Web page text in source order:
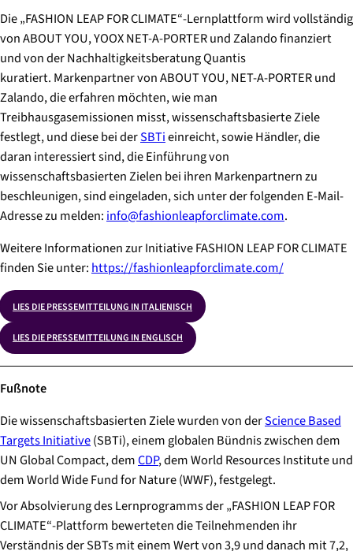
Die „FASHION LEAP FOR CLIMATE“-Lernplattform wird vollständig
von ABOUT YOU, YOOX NET-A-PORTER und Zalando finanziert
und von der Nachhaltigkeitsberatung Quantis
kuratiert. Markenpartner von ABOUT YOU, NET-A-PORTER und
Zalando, die erfahren möchten, wie man
Treibhausgasemissionen misst, wissenschaftsbasierte Ziele
festlegt, und diese bei derSBTieinreicht, sowie Händler, die
daran interessiert sind, die Einführung von
wissenschaftsbasierten Zielen bei ihren Markenpartnern zu
beschleunigen, sind eingeladen, sich unter der folgenden E-Mail-
Adresse zu melden: info@fashionleapforclimate.com.
Weitere Informationen zur Initiative FASHION LEAP FOR CLIMATE
finden Sie unter: https://fashionleapforclimate.com/
LIES DIE PRESSEMITTEILUNG IN ITALIENISCH
LIES DIE PRESSEMITTEILUNG IN ENGLISCH
Fußnote
Die wissenschaftsbasierten Ziele wurden von derScience Based
Targets Initiative(SBTi), einem globalen Bündnis zwischen dem
UN Global Compact, demCDP, dem World Resources Institute und
dem World Wide Fund for Nature (WWF), festgelegt.
Vor Absolvierung des Lernprogramms der „FASHION LEAP FOR
CLIMATE“-Plattform bewerteten die Teilnehmenden ihr
Verständnis der SBTs mit einem Wert von 3,9 und danach mit 7,2,